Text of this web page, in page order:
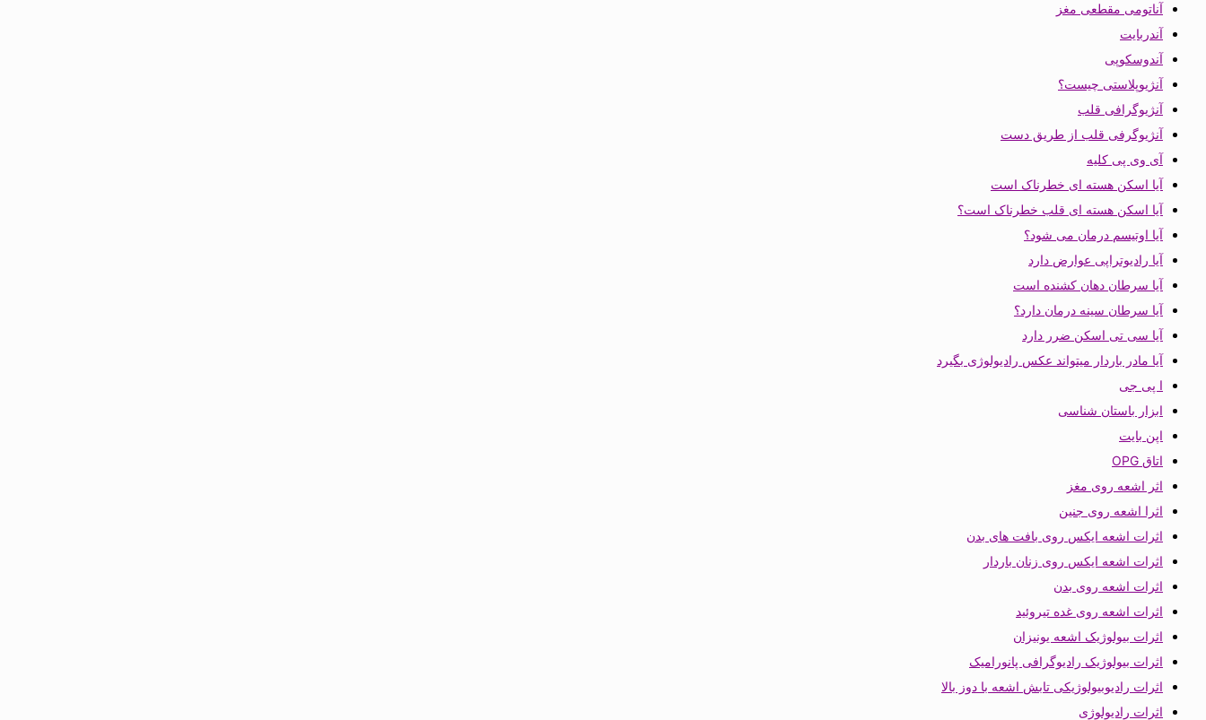
آناتومی مقطعی مغز
آندربایت
آندوسکوپی
آنژیوپلاستی چیست؟
آنژیوگرافی قلب
آنژیوگرفی قلب از طریق دست
آی وی پی کلیه
آیا اسکن هسته ای خطرناک است
آیا اسکن هسته ای قلب خطرناک است؟
آیا اوتیسم درمان می شود؟
آیا رادیوتراپی عوارض دارد
آیا سرطان دهان کشنده است
آیا سرطان سینه درمان دارد؟
آیا سی تی اسکن ضرر دارد
آیا مادر باردار میتواند عکس رادیولوژی بگیرد
ا پی جی
ابزار باستان شناسی
اپن بایت
اتاق OPG
اثر اشعه روی مغز
اثرا اشعه روی جنین
اثرات اشعه ایکس روی بافت های بدن
اثرات اشعه ایکس روی زنان باردار
اثرات اشعه روی بدن
اثرات اشعه روی غده تیروئید
اثرات بیولوژیک اشعه یونیزان
اثرات بیولوژیک رادیوگرافی پانورامیک
اثرات رادیوبیولوژیکی تابش اشعه با دوز بالا
اثرات رادیولوژی